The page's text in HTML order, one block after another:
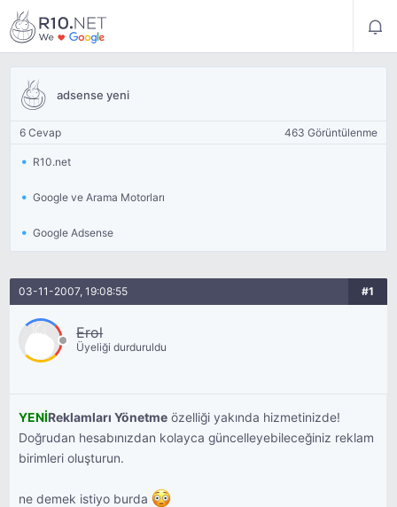
adsense yeni
6 Cevap 463 Görüntülenme
R10.net
Google ve Arama Motorları
Google Adsense
03-11-2007, 19:08:55 #1
Erol
Üyeliği durduruldu
YENİReklamları Yönetme özelliği yakında hizmetinizde!
Doğrudan hesabınızdan kolayca güncelleyebileceğiniz reklam
birimleri oluşturun.
ne demek istiyo burda